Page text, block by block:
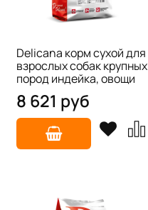
Delicana корм сухой для
взрослых собак крупных
пород индейка, овощи
8 621 руб